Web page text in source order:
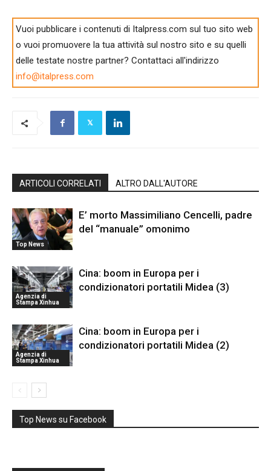
Vuoi pubblicare i contenuti di Italpress.com sul tuo sito web
o vuoi promuovere la tua attività sul nostro sito e su quelli
delle testate nostre partner? Contattaci all'indirizzo
info@italpress.com
ARTICOLI CORRELATI ALTRO DALL'AUTORE
Top News
E’ morto Massimiliano Cencelli, padre
del “manuale” omonimo
Agenzia di
Stampa Xinhua
Cina: boom in Europa per i
condizionatori portatili Midea (3)
Agenzia di
Stampa Xinhua
Cina: boom in Europa per i
condizionatori portatili Midea (2)
Top News su Facebook